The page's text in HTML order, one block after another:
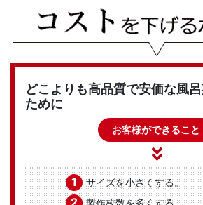
どこよりも高品質で安価な風
ために
お客様ができること
1 サイズを小さくする。